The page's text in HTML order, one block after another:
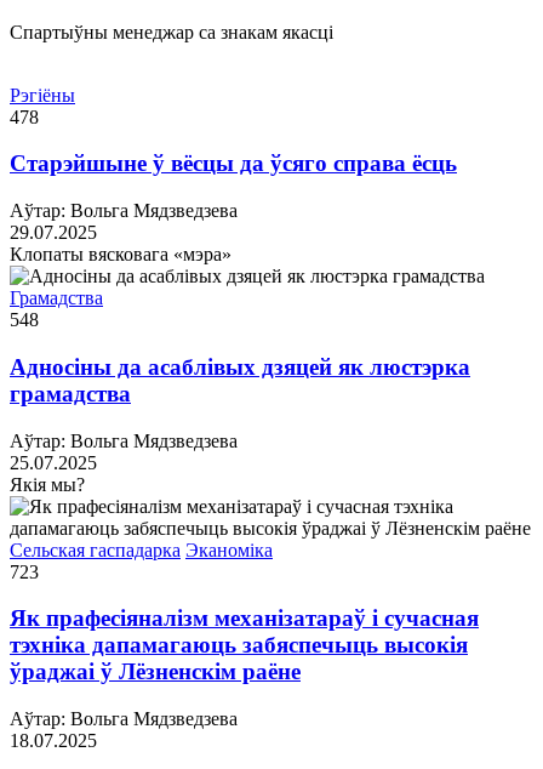
Спартыўны менеджар са знакам якасці
Рэгіёны
478
Старэйшыне ў вёсцы да ўсяго справа ёсць
Аўтар: Вольга Мядзведзева
29.07.2025
Клопаты вясковага «мэра»
Грамадства
548
Адносіны да асаблівых дзяцей як люстэрка
грамадства
Аўтар: Вольга Мядзведзева
25.07.2025
Якія мы?
Сельская гаспадарка Эканоміка
723
Як прафесіяналізм механізатараў і сучасная
тэхніка дапамагаюць забяспечыць высокія
ўраджаі ў Лёзненскім раёне
Аўтар: Вольга Мядзведзева
18.07.2025